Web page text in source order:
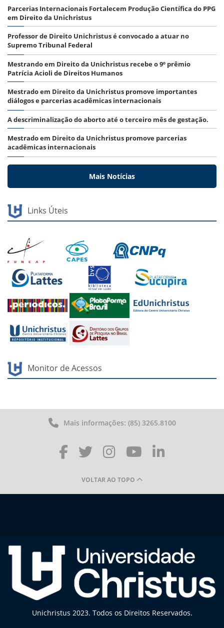
Parcerias Internacionais Fortalecem Produção Científica do PPG
em Direito da Unichristus
Professor de Direito Unichristus é convocado a atuar no
Supremo Tribunal Federal
Mestrando em Direito da Unichristus recebe o 9º prêmio
Patrícia Acioli de Direitos Humanos
Mestrado em Direito da Unichristus promove importantes
diálogos e parcerias acadêmicas internacionais
A descriminalização do aborto até o terceiro mês de gestação.
Mestrado em Direito da Unichristus promove parcerias
acadêmicas internacionais
Mais Notícias
Links Úteis
Monitor de Acessos
Mais informações: (85) 3265.8100
VOLTAR AO TOPO
Unichristus 2023. Todos os Direitos Reservados.